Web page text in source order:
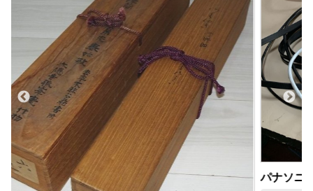
パナソニック Wire World HDMI 4K対応 HDMIケーブル